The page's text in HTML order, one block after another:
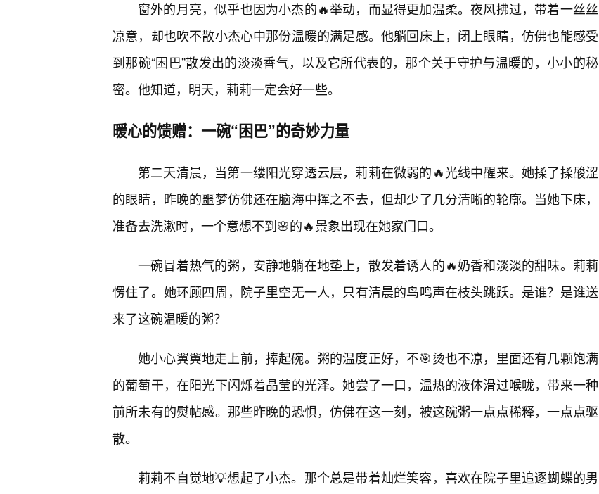
窗外的月亮，似乎也因为小杰的🔥举动，而显得更加温柔。夜风拂过，带着一丝丝
凉意，却也吹不散小杰心中那份温暖的满足感。他躺回床上，闭上眼睛，仿佛也能感受
到那碗“困巴”散发出的淡淡香气，以及它所代表的，那个关于守护与温暖的，小小的秘
密。他知道，明天，莉莉一定会好一些。
暖心的馈赠：一碗“困巴”的奇妙力量
第二天清晨，当第一缕阳光穿透云层，莉莉在微弱的🔥光线中醒来。她揉了揉酸涩
的眼睛，昨晚的噩梦仿佛还在脑海中挥之不去，但却少了几分清晰的轮廓。当她下床，
准备去洗漱时，一个意想不到🌸的🔥景象出现在她家门口。
一碗冒着热气的粥，安静地躺在地垫上，散发着诱人的🔥奶香和淡淡的甜味。莉莉
愣住了。她环顾四周，院子里空无一人，只有清晨的鸟鸣声在枝头跳跃。是谁？是谁送
来了这碗温暖的粥？
她小心翼翼地走上前，捧起碗。粥的温度正好，不🎯烫也不凉，里面还有几颗饱满
的葡萄干，在阳光下闪烁着晶莹的光泽。她尝了一口，温热的液体滑过喉咙，带来一种
前所未有的熨帖感。那些昨晚的恐惧，仿佛在这一刻，被这碗粥一点点稀释，一点点驱
散。
莉莉不自觉地💡想起了小杰。那个总是带着灿烂笑容，喜欢在院子里追逐蝴蝶的男